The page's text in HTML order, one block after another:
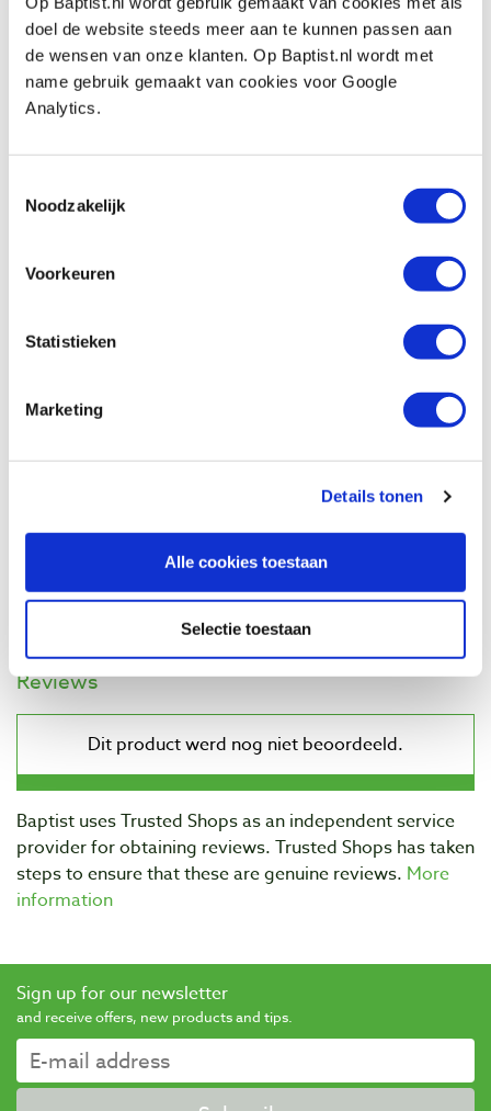
doel de website steeds meer aan te kunnen passen aan
de wensen van onze klanten. Op Baptist.nl wordt met
name gebruik gemaakt van cookies voor Google
Analytics.
Noodzakelijk
Voorkeuren
Statistieken
Marketing
Details tonen
Alle cookies toestaan
Selectie toestaan
Also view
Proxxon lamellenrollen korrel 120 voor
Productnumber: 6826106
€ 7,73 excl. VAT
In stock
Compare
Reviews
Baptist uses Trusted Shops as an independent service
provider for obtaining reviews. Trusted Shops has taken
steps to ensure that these are genuine reviews. More
information
Sign up for our newsletter
and receive offers, new products and tips.